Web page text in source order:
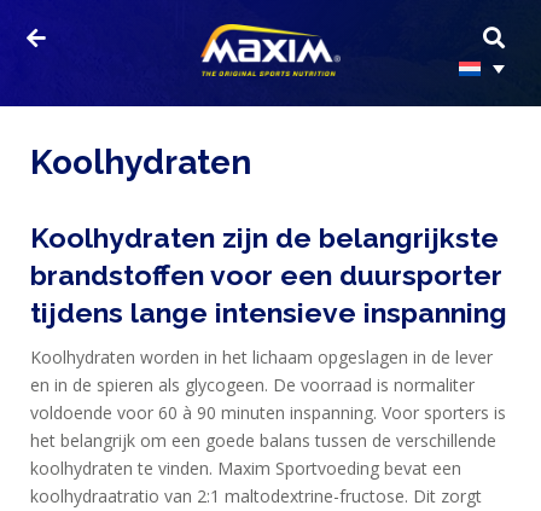
Koolhydraten
Koolhydraten zijn de belangrijkste
brandstoffen voor een duursporter
tijdens lange intensieve inspanning
Koolhydraten worden in het lichaam opgeslagen in de lever
en in de spieren als glycogeen. De voorraad is normaliter
voldoende voor 60 à 90 minuten inspanning. Voor sporters is
het belangrijk om een goede balans tussen de verschillende
koolhydraten te vinden. Maxim Sportvoeding bevat een
koolhydraatratio van 2:1 maltodextrine-fructose. Dit zorgt